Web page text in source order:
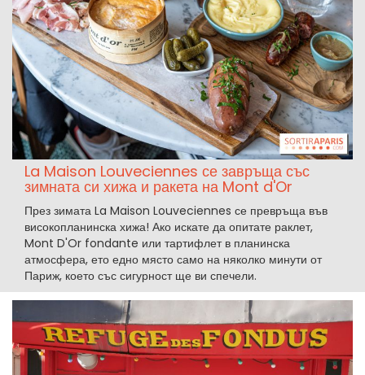
La Maison Louveciennes се завръща със
зимната си хижа и ракета на Mont d'Or
През зимата La Maison Louveciennes се превръща във
високопланинска хижа! Ако искате да опитате раклет,
Mont D'Or fondante или тартифлет в планинска
атмосфера, ето едно място само на няколко минути от
Париж, което със сигурност ще ви спечели.